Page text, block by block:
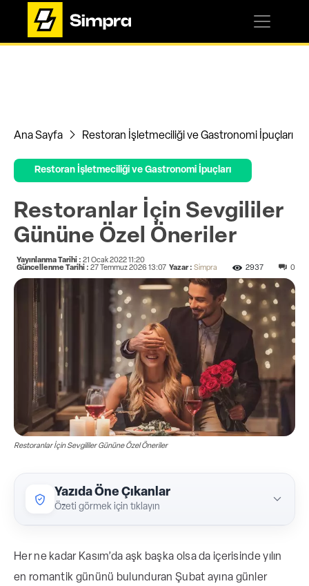
Ana Sayfa Restoran İşletmeciliği ve Gastronomi İpuçları
Restoran İşletmeciliği ve Gastronomi İpuçları
Restoranlar İçin Sevgililer
Gününe Özel Öneriler
Yayınlanma Tarihi : 21 Ocak 2022 11:20
Güncellenme Tarihi : 27 Temmuz 2026 13:07 Yazar : Simpra 0
2937
Restoranlar İçin Sevgililer Gününe Özel Öneriler
Yazıda Öne Çıkanlar
Özeti görmek için tıklayın
Restoranlar için Sevgililer Günü, hem müşteri
çekme hem de iş yükünü yönetme açısından
Her ne kadar Kasım’da aşk başka olsa da içerisinde yılın
en romantik gününü bulunduran Şubat ayına günler